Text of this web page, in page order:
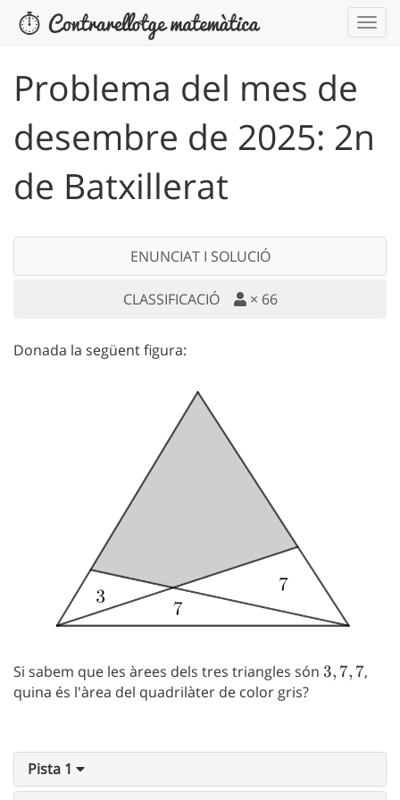
Problema del mes de
desembre de 2025: 2n
de Batxillerat
ENUNCIAT I SOLUCIÓ
CLASSIFICACIÓ × 66
Donada la següent figura:
Si sabem que les àrees dels tres triangles són 3,7,7
3, 7, 7,
quina és l'àrea del quadrilàter de color gris?
Pista 1